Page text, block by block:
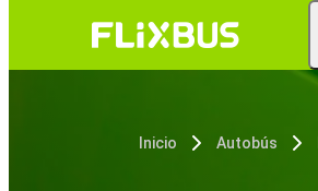
Inicio Autobús